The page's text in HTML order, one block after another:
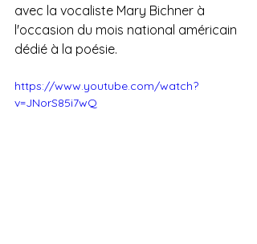
avec la vocaliste Mary Bichner à
l'occasion du mois national américain
dédié à la poésie.
https://www.youtube.com/watch?
v=JNorS85i7wQ